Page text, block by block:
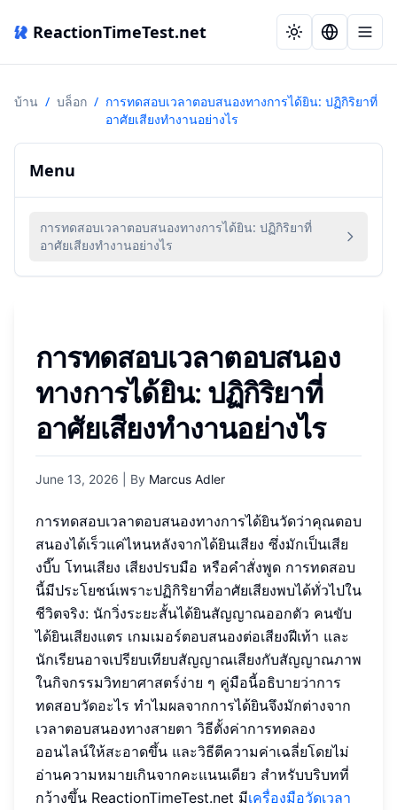
ReactionTimeTest.net
บ้าน / บล็อก / การทดสอบเวลาตอบสนองทางการได้ยิน: ปฏิกิริยาที่
อาศัยเสียงทำงานอย่างไร
Menu
การทดสอบเวลาตอบสนองทางการได้ยิน: ปฏิกิริยาที่
อาศัยเสียงทำงานอย่างไร
การทดสอบเวลาตอบสนอง
ทางการได้ยิน: ปฏิกิริยาที่
อาศัยเสียงทำงานอย่างไร
June 13, 2026 | By Marcus Adler
การทดสอบเวลาตอบสนองทางการได้ยินวัดว่าคุณตอบ
สนองได้เร็วแค่ไหนหลังจากได้ยินเสียง ซึ่งมักเป็นเสีย
งบี๊บ โทนเสียง เสียงปรบมือ หรือคำสั่งพูด การทดสอบ
นี้มีประโยชน์เพราะปฏิกิริยาที่อาศัยเสียงพบได้ทั่วไปใน
ชีวิตจริง: นักวิ่งระยะสั้นได้ยินสัญญาณออกตัว คนขับ
ได้ยินเสียงแตร เกมเมอร์ตอบสนองต่อเสียงฝีเท้า และ
นักเรียนอาจเปรียบเทียบสัญญาณเสียงกับสัญญาณภาพ
ในกิจกรรมวิทยาศาสตร์ง่าย ๆ คู่มือนี้อธิบายว่าการ
ทดสอบวัดอะไร ทำไมผลจากการได้ยินจึงมักต่างจาก
เวลาตอบสนองทางสายตา วิธีตั้งค่าการทดลอง
ออนไลน์ให้สะอาดขึ้น และวิธีตีความค่าเฉลี่ยโดยไม่
อ่านความหมายเกินจากคะแนนเดียว สำหรับบริบทที่
กว้างขึ้น ReactionTimeTest.net มีเครื่องมือวัดเวลา